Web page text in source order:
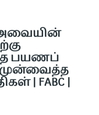
பயணப்
| FABC |